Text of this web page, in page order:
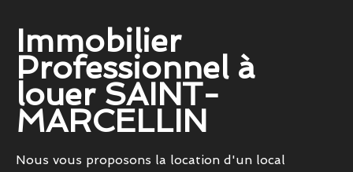
Immobilier
Professionnel à
louer SAINT-
MARCELLIN
Nous vous proposons la location d'un local